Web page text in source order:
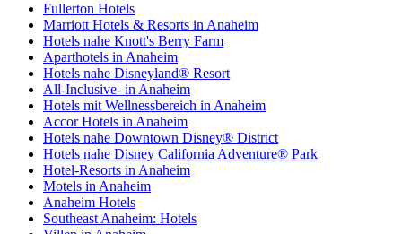
Fullerton Hotels
Marriott Hotels & Resorts in Anaheim
Hotels nahe Knott's Berry Farm
Aparthotels in Anaheim
Hotels nahe Disneyland® Resort
All-Inclusive- in Anaheim
Hotels mit Wellnessbereich in Anaheim
Accor Hotels in Anaheim
Hotels nahe Downtown Disney® District
Hotels nahe Disney California Adventure® Park
Hotel-Resorts in Anaheim
Motels in Anaheim
Anaheim Hotels
Southeast Anaheim: Hotels